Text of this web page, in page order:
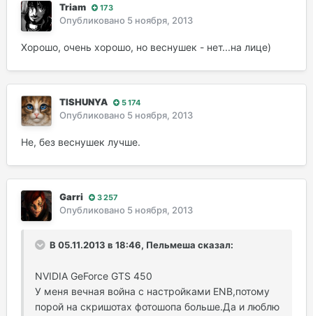
Triam 173
Опубликовано 5 ноября, 2013
Хорошо, очень хорошо, но веснушек - нет...на лице)
TISHUNYA 5 174
Опубликовано 5 ноября, 2013
Не, без веснушек лучше.
Garri 3 257
Опубликовано 5 ноября, 2013
В 05.11.2013 в 18:46, Пельмеша сказал:
NVIDIA GeForce GTS 450
У меня вечная война с настройками ENB,потому
порой на скришотах фотошопа больше.Да и люблю